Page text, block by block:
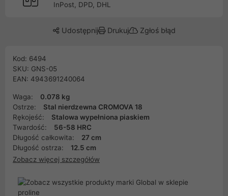
InPost, DPD, DHL
Udostępnij Drukuj Zgłoś błąd
Kod: 6494
SKU: GNS-05
EAN: 4943691240064
Waga:
0.078 kg
Ostrze:
Stal nierdzewna CROMOVA 18
Rękojeść:
Stalowa wypełniona piaskiem
Twardość:
56-58 HRC
Długość całkowita:
27 cm
Długość ostrza:
12.5 cm
Zobacz więcej szczegółów